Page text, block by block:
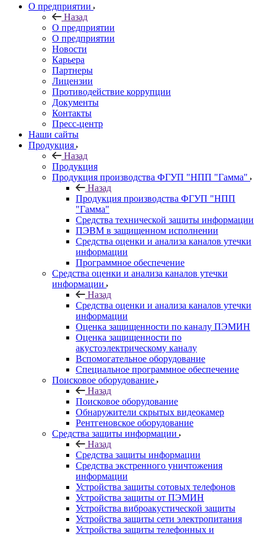
О предприятии
Назад
О предприятии
О предприятии
Новости
Карьера
Партнеры
Лицензии
Противодействие коррупции
Документы
Контакты
Пресс-центр
Наши сайты
Продукция
Назад
Продукция
Продукция производства ФГУП "НПП "Гамма"
Назад
Продукция производства ФГУП "НПП
"Гамма"
Средства технической защиты информации
ПЭВМ в защищенном исполнении
Средства оценки и анализа каналов утечки
информации
Программное обеспечение
Средства оценки и анализа каналов утечки
информации
Назад
Средства оценки и анализа каналов утечки
информации
Оценка защищенности по каналу ПЭМИН
Оценка защищенности по
акустоэлектрическому каналу
Вспомогательное оборудование
Специальное программное обеспечение
Поисковое оборудование
Назад
Поисковое оборудование
Обнаружители скрытых видеокамер
Рентгеновское оборудование
Средства защиты информации
Назад
Средства защиты информации
Средства экстренного уничтожения
информации
Устройства защиты сотовых телефонов
Устройства защиты от ПЭМИН
Устройства виброакустической защиты
Устройства защиты сети электропитания
Устройства защиты телефонных и